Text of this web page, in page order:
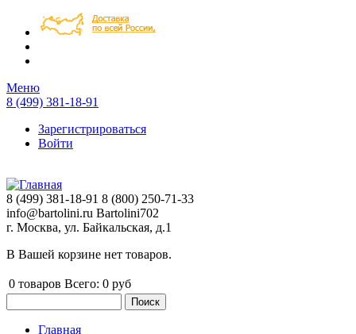
Перейти к основному содержанию
Меню
8 (499) 381-18-91
Зарегистрироваться
Войти
8 (499) 381-18-91 8 (800) 250-71-33
info@bartolini.ru Bartolini702
г. Москва, ул. Байкальская, д.1
В Вашей корзине нет товаров.
0 товаров Всего: 0 руб
Главная